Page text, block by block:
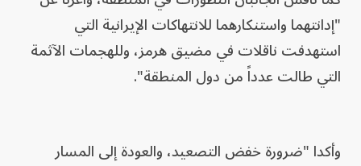
"إدانتهما واستنكارهما للانتهاكات الإيرانية التي
استهدفت ناقلات في مضيق هرمز، وللهجمات الآثمة
التي طالت عدداً من دول المنطقة".
وأكدا "ضرورة خفض التصعيد، والعودة إلى المسار